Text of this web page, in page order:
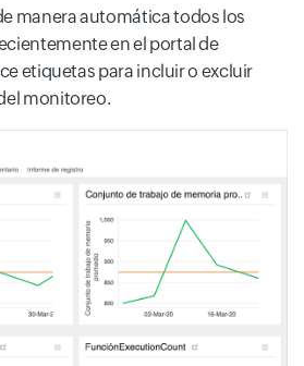
manera automática todos los
en el portal de
etiquetas para incluir o excluir
monitoreo.